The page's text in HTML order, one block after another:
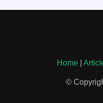
Home
©